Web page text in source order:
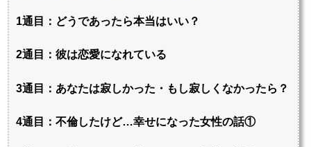
1通目：どうであったら本当はいい？
2通目：彼は恋愛になれている
3通目：あなたは寂しかった・もし寂しくなかったら？
4通目：不倫したけど…幸せになった女性の話①